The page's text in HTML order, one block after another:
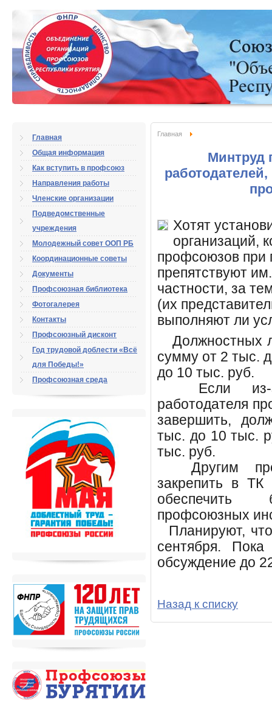
Главная
Общая информация
Как вступить в профсоюз
Направления работы
Членские организации
Подведомственные
учреждения
Молодежный совет ООП РБ
Координационные советы
Документы
Профсоюзная библиотека
Фотогалерея
Контакты
Профсоюзный дисконт
Год трудовой доблести «Всё
для Победы!»
Профсоюзная среда
Главная
Минтруд
Хотят
организаций,
профсоюзов при
препятствуют
частности, за
(их
выполняют ли
Должностных
сумму от 2 тыс.
до 10 тыс. руб.
Если из-за
работодателя
завершить,
тыс. до 10 тыс.
тыс. руб.
Другим
закрепить в ТК
обеспечить
профсоюзных
Планируют,
сентября. Пока
обсуждение до
Назад к списку